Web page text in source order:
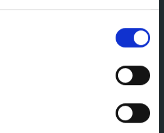
Imprese e commercio